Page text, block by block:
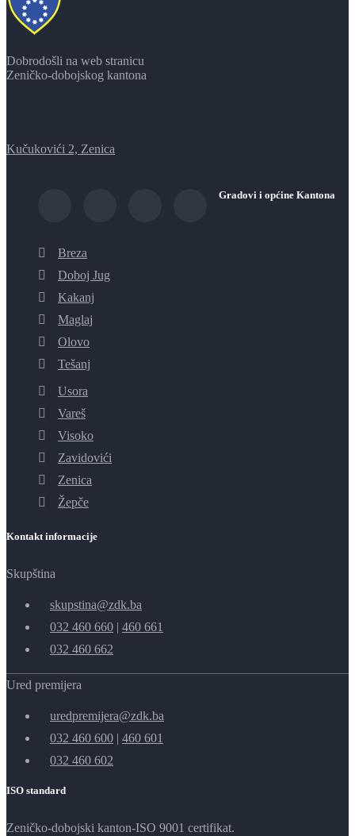
Dobrodošli na web stranicu
Zeničko-dobojskog kantona
Kučukovići 2, Zenica
Gradovi i općine Kantona
Breza
Doboj Jug
Kakanj
Maglaj
Olovo
Tešanj
Usora
Vareš
Visoko
Zavidovići
Zenica
Žepče
Kontakt informacije
Skupština
skupstina@zdk.ba
032 460 660 | 460 661
032 460 662
Ured premijera
uredpremijera@zdk.ba
032 460 600 | 460 601
032 460 602
ISO standard
Zeničko-dobojski kanton-ISO 9001 certifikat.